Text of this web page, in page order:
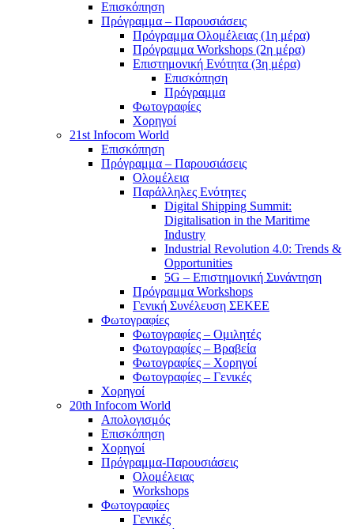
Επισκόπηση
Πρόγραμμα – Παρουσιάσεις
Πρόγραμμα Ολομέλειας (1η μέρα)
Πρόγραμμα Workshops (2η μέρα)
Επιστημονική Ενότητα (3η μέρα)
Επισκόπηση
Πρόγραμμα
Φωτογραφίες
Χορηγοί
21st Infocom World
Επισκόπηση
Πρόγραμμα – Παρουσιάσεις
Ολομέλεια
Παράλληλες Ενότητες
Digital Shipping Summit:
Digitalisation in the Maritime
Industry
Industrial Revolution 4.0: Trends &
Opportunities
5G – Επιστημονική Συνάντηση
Πρόγραμμα Workshops
Γενική Συνέλευση ΣΕΚΕΕ
Φωτογραφίες
Φωτογραφίες – Ομιλητές
Φωτογραφίες – Βραβεία
Φωτογραφίες – Χορηγοί
Φωτογραφίες – Γενικές
Χορηγοί
20th Infocom World
Απολογισμός
Επισκόπηση
Χορηγοί
Πρόγραμμα-Παρουσιάσεις
Ολομέλειας
Workshops
Φωτογραφίες
Γενικές